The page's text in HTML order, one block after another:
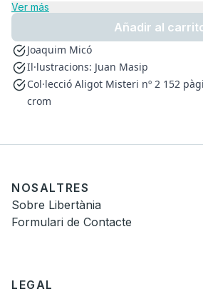
Ver más
Añadir al
Joaquim Micó
Il·lustracions: Juan Masip
Col·lecció Aligot Misteri nº 2 152
crom
NOSALTRES
Sobre Libertània
Formulari de Contacte
LEGAL